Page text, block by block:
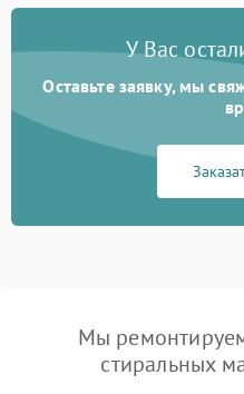
У Вас
Оставьте заявку, мы
Мы
стиральных